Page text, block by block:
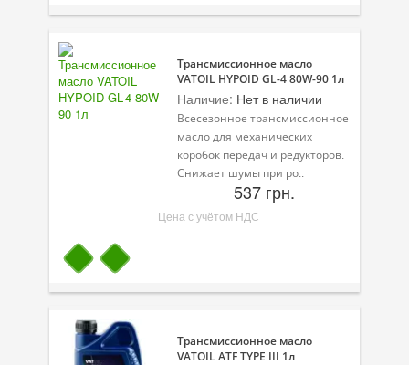
Трансмиссионное масло
VATOIL HYPOID GL-4 80W-90 1л
Наличие: Нет в наличии
Всесезонное трансмиссионное
масло для механических
коробок передач и редукторов.
Снижает шумы при ро..
537 грн.
Цена с учётом НДС
Трансмиссионное масло
VATOIL ATF TYPE III 1л